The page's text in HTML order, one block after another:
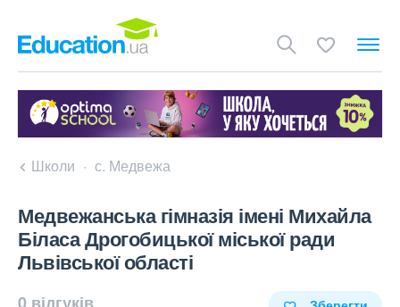
Школи с. Медвежа
Медвежанська гімназія імені Михайла
Біласа Дрогобицької міської ради
Львівської області